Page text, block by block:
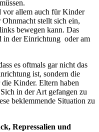
vor allem auch für Kinder
stellt sich ein,
bewegen kann. Das
in der Einrichtung oder am
es oftmals gar nicht das
ist, sondern die
Kinder. Eltern haben
in der Art gefangen zu
beklemmende Situation zu
Repressalien und